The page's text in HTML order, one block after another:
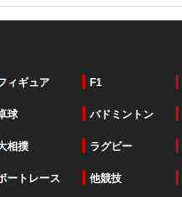
ィギュア F1
球 バドミントン
相撲 ラグビー
ートレース 他競技